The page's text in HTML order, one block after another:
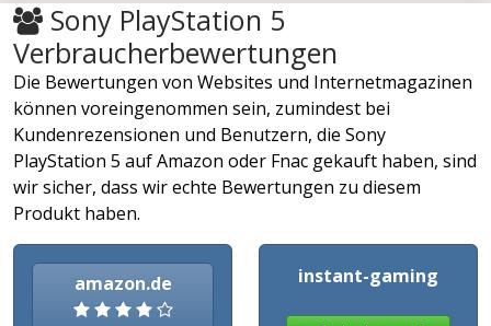
Sony PlayStation 5
Verbraucherbewertungen
Die Bewertungen von Websites und Internetmagazinen
können voreingenommen sein, zumindest bei
Kundenrezensionen und Benutzern, die Sony
PlayStation 5 auf Amazon oder Fnac gekauft haben, sind
wir sicher, dass wir echte Bewertungen zu diesem
Produkt haben.
amazon.de instant-gaming